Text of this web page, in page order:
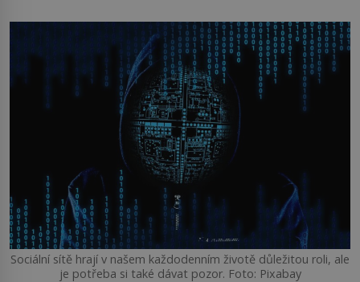
Sociální sítě hrají v našem každodenním životě důležitou roli, ale
je potřeba si také dávat pozor. Foto: Pixabay